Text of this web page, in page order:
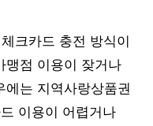
크카드 충전 방식이
맹점 이용이 잦거나
에는 지역사랑상품권
이용이 어렵거나